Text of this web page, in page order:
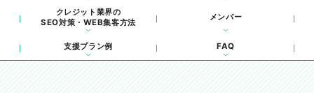
クレジット業界の
SEO対策・WEB集客方法
メンバー
支援プラン例 FAQ